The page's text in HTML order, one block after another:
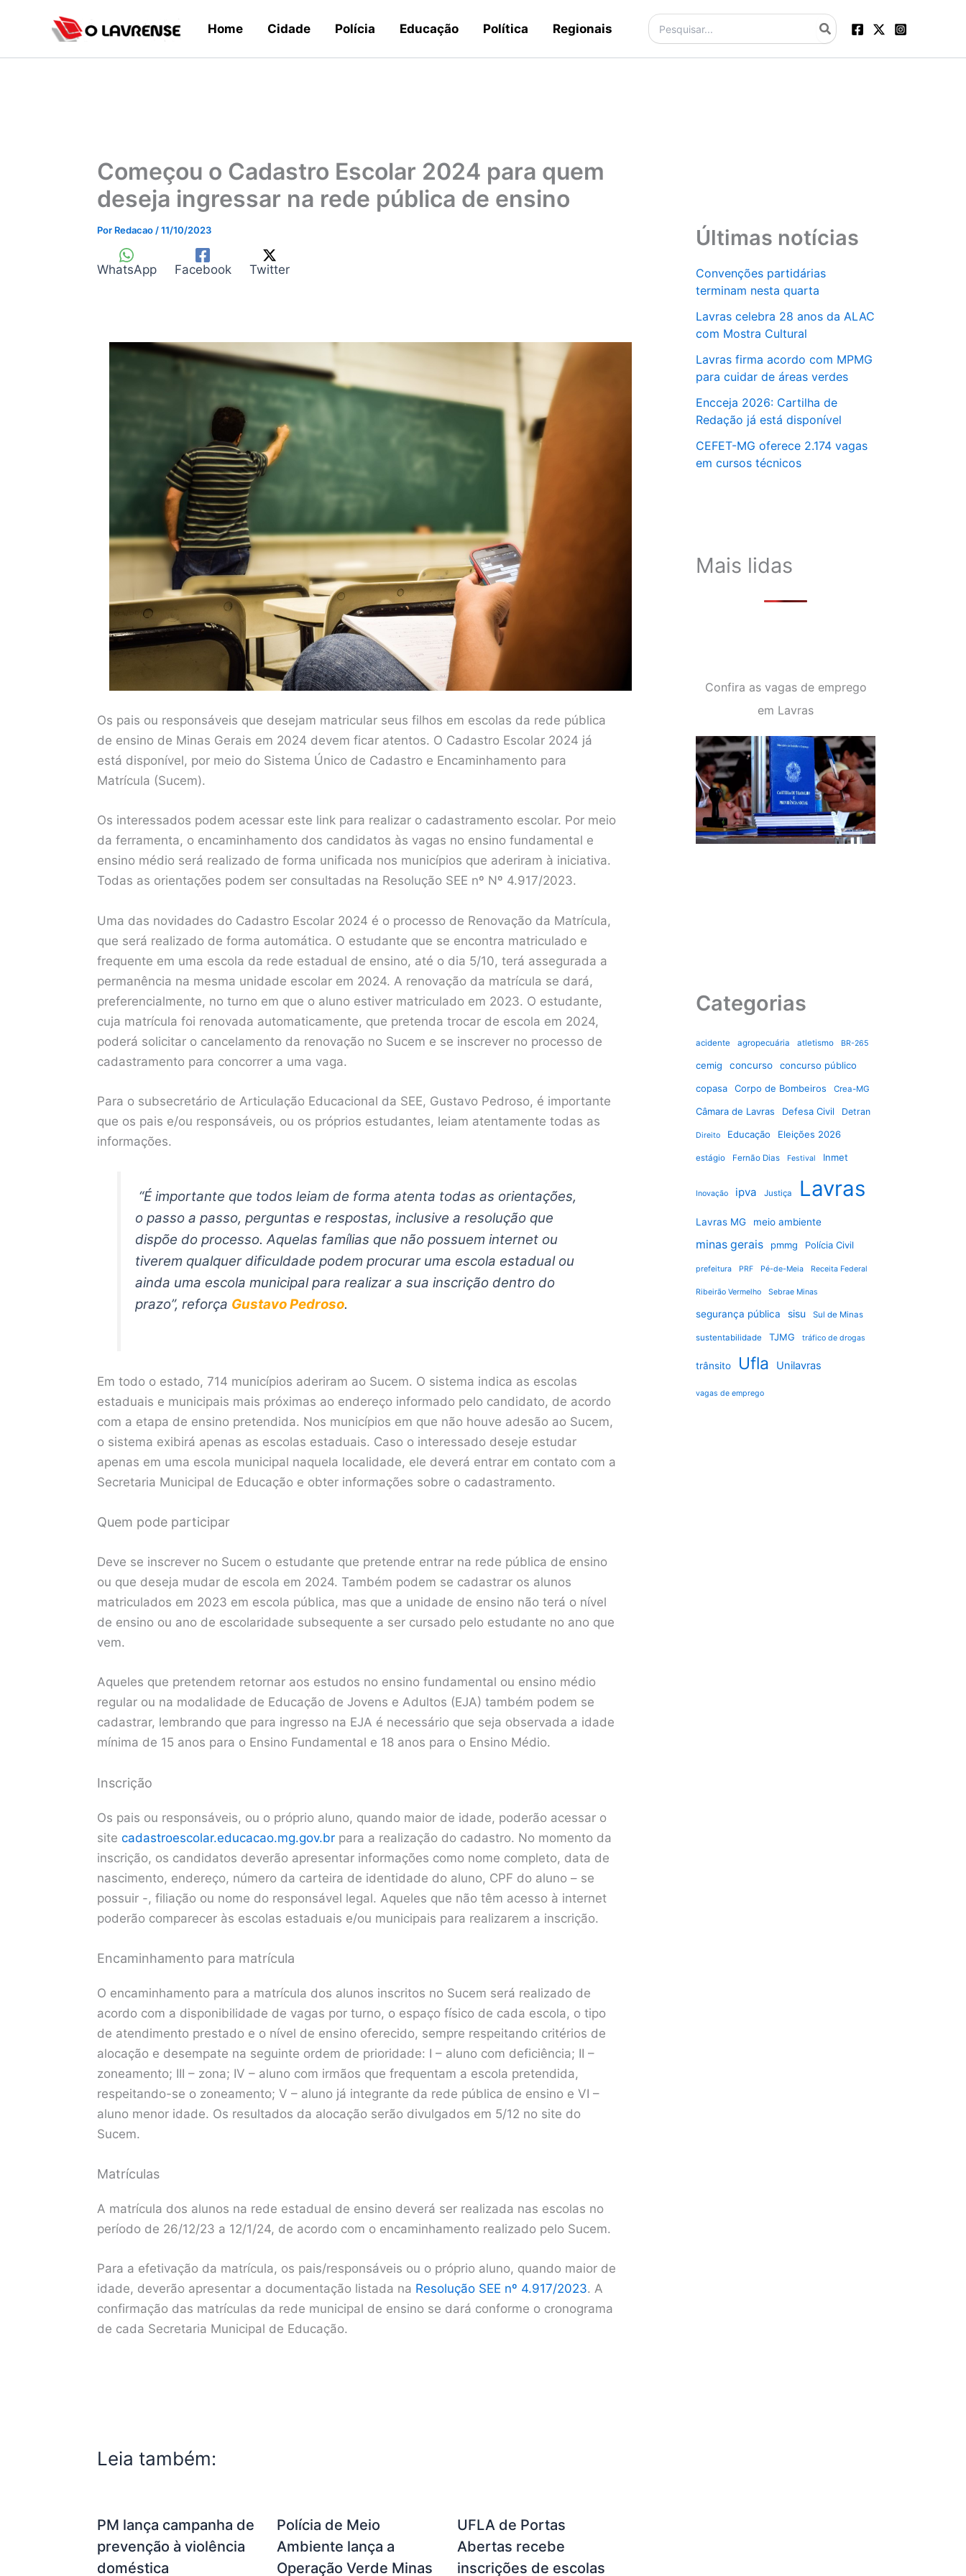
Home Cidade Polícia Educação Política Regionais
Procurar:
Começou o Cadastro Escolar 2024 para quem
deseja ingressar na rede pública de ensino
Por Redacao /11/10/2023
WhatsApp Facebook Twitter
Os pais ou responsáveis que desejam matricular seus filhos em escolas da rede pública
de ensino de Minas Gerais em 2024 devem ficar atentos. O Cadastro Escolar 2024 já
está disponível, por meio do Sistema Único de Cadastro e Encaminhamento para
Matrícula (Sucem).
Os interessados podem acessar este link para realizar o cadastramento escolar. Por meio
da ferramenta, o encaminhamento dos candidatos às vagas no ensino fundamental e
ensino médio será realizado de forma unificada nos municípios que aderiram à iniciativa.
Todas as orientações podem ser consultadas na Resolução SEE nº Nº 4.917/2023.
Uma das novidades do Cadastro Escolar 2024 é o processo de Renovação da Matrícula,
que será realizado de forma automática. O estudante que se encontra matriculado e
frequente em uma escola da rede estadual de ensino, até o dia 5/10, terá assegurada a
permanência na mesma unidade escolar em 2024. A renovação da matrícula se dará,
preferencialmente, no turno em que o aluno estiver matriculado em 2023. O estudante,
cuja matrícula foi renovada automaticamente, que pretenda trocar de escola em 2024,
poderá solicitar o cancelamento da renovação no Sucem e se inscrever no processo de
cadastramento para concorrer a uma vaga.
Para o subsecretário de Articulação Educacional da SEE, Gustavo Pedroso, é importante
que os pais e/ou responsáveis, ou os próprios estudantes, leiam atentamente todas as
informações.
“É importante que todos leiam de forma atenta todas as orientações,
o passo a passo, perguntas e respostas, inclusive a resolução que
dispõe do processo. Aquelas famílias que não possuem internet ou
tiverem qualquer dificuldade podem procurar uma escola estadual ou
ainda uma escola municipal para realizar a sua inscrição dentro do
prazo”, reforça Gustavo Pedroso.
Em todo o estado, 714 municípios aderiram ao Sucem. O sistema indica as escolas
estaduais e municipais mais próximas ao endereço informado pelo candidato, de acordo
com a etapa de ensino pretendida. Nos municípios em que não houve adesão ao Sucem,
o sistema exibirá apenas as escolas estaduais. Caso o interessado deseje estudar
apenas em uma escola municipal naquela localidade, ele deverá entrar em contato com a
Secretaria Municipal de Educação e obter informações sobre o cadastramento.
Quem pode participar
Deve se inscrever no Sucem o estudante que pretende entrar na rede pública de ensino
ou que deseja mudar de escola em 2024. Também podem se cadastrar os alunos
matriculados em 2023 em escola pública, mas que a unidade de ensino não terá o nível
de ensino ou ano de escolaridade subsequente a ser cursado pelo estudante no ano que
vem.
Aqueles que pretendem retornar aos estudos no ensino fundamental ou ensino médio
regular ou na modalidade de Educação de Jovens e Adultos (EJA) também podem se
cadastrar, lembrando que para ingresso na EJA é necessário que seja observada a idade
mínima de 15 anos para o Ensino Fundamental e 18 anos para o Ensino Médio.
Inscrição
Os pais ou responsáveis, ou o próprio aluno, quando maior de idade, poderão acessar o
site cadastroescolar.educacao.mg.gov.br para a realização do cadastro. No momento da
inscrição, os candidatos deverão apresentar informações como nome completo, data de
nascimento, endereço, número da carteira de identidade do aluno, CPF do aluno – se
possuir -, filiação ou nome do responsável legal. Aqueles que não têm acesso à internet
poderão comparecer às escolas estaduais e/ou municipais para realizarem a inscrição.
Encaminhamento para matrícula
O encaminhamento para a matrícula dos alunos inscritos no Sucem será realizado de
acordo com a disponibilidade de vagas por turno, o espaço físico de cada escola, o tipo
de atendimento prestado e o nível de ensino oferecido, sempre respeitando critérios de
alocação e desempate na seguinte ordem de prioridade: I – aluno com deficiência; II –
zoneamento; III – zona; IV – aluno com irmãos que frequentam a escola pretendida,
respeitando-se o zoneamento; V – aluno já integrante da rede pública de ensino e VI –
aluno menor idade. Os resultados da alocação serão divulgados em 5/12 no site do
Sucem.
Matrículas
A matrícula dos alunos na rede estadual de ensino deverá ser realizada nas escolas no
período de 26/12/23 a 12/1/24, de acordo com o encaminhamento realizado pelo Sucem.
Para a efetivação da matrícula, os pais/responsáveis ou o próprio aluno, quando maior de
idade, deverão apresentar a documentação listada na Resolução SEE nº 4.917/2023. A
confirmação das matrículas da rede municipal de ensino se dará conforme o cronograma
de cada Secretaria Municipal de Educação.
Leia também:
PM lança campanha de
prevenção à violência
doméstica
Polícia de Meio
Ambiente lança a
Operação Verde Minas
UFLA de Portas
Abertas recebe
inscrições de escolas
Últimas notícias
Convenções partidárias
terminam nesta quarta
Lavras celebra 28 anos da ALAC
com Mostra Cultural
Lavras firma acordo com MPMG
para cuidar de áreas verdes
Encceja 2026: Cartilha de
Redação já está disponível
CEFET-MG oferece 2.174 vagas
em cursos técnicos
Mais lidas
Confira as vagas de emprego
em Lavras
Categorias
acidente agropecuária atletismo BR-265
cemig concurso
concurso público
copasa
Corpo de Bombeiros Crea-MG
Câmara de Lavras Defesa Civil Detran
Direito Educação Eleições 2026
estágio Fernão Dias Festival Inmet
Inovação ipva Justiça Lavras
Lavras MG meio ambiente
minas gerais pmmg Polícia Civil
prefeitura PRF Pé-de-Meia Receita Federal
Ribeirão Vermelho Sebrae Minas
segurança pública sisu Sul de Minas
sustentabilidade TJMG tráfico de drogas
trânsito Ufla Unilavras
vagas de emprego